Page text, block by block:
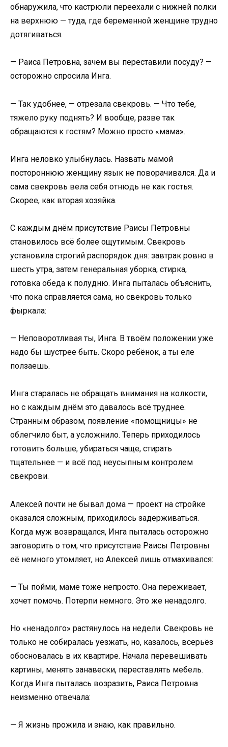
обнаружила, что кастрюли переехали с нижней полки
на верхнюю — туда, где беременной женщине трудно
дотягиваться.
— Раиса Петровна, зачем вы переставили посуду? —
осторожно спросила Инга.
— Так удобнее, — отрезала свекровь. — Что тебе,
тяжело руку поднять? И вообще, разве так
обращаются к гостям? Можно просто «мама».
Инга неловко улыбнулась. Назвать мамой
постороннюю женщину язык не поворачивался. Да и
сама свекровь вела себя отнюдь не как гостья.
Скорее, как вторая хозяйка.
С каждым днём присутствие Раисы Петровны
становилось всё более ощутимым. Свекровь
установила строгий распорядок дня: завтрак ровно в
шесть утра, затем генеральная уборка, стирка,
готовка обеда к полудню. Инга пыталась объяснить,
что пока справляется сама, но свекровь только
фыркала:
— Неповоротливая ты, Инга. В твоём положении уже
надо бы шустрее быть. Скоро ребёнок, а ты еле
ползаешь.
Инга старалась не обращать внимания на колкости,
но с каждым днём это давалось всё труднее.
Странным образом, появление «помощницы» не
облегчило быт, а усложнило. Теперь приходилось
готовить больше, убираться чаще, стирать
тщательнее — и всё под неусыпным контролем
свекрови.
Алексей почти не бывал дома — проект на стройке
оказался сложным, приходилось задерживаться.
Когда муж возвращался, Инга пыталась осторожно
заговорить о том, что присутствие Раисы Петровны
её немного утомляет, но Алексей лишь отмахивался:
— Ты пойми, маме тоже непросто. Она переживает,
хочет помочь. Потерпи немного. Это же ненадолго.
Но «ненадолго» растянулось на недели. Свекровь не
только не собиралась уезжать, но, казалось, всерьёз
обосновалась в их квартире. Начала перевешивать
картины, менять занавески, переставлять мебель.
Когда Инга пыталась возразить, Раиса Петровна
неизменно отвечала:
— Я жизнь прожила и знаю, как правильно.